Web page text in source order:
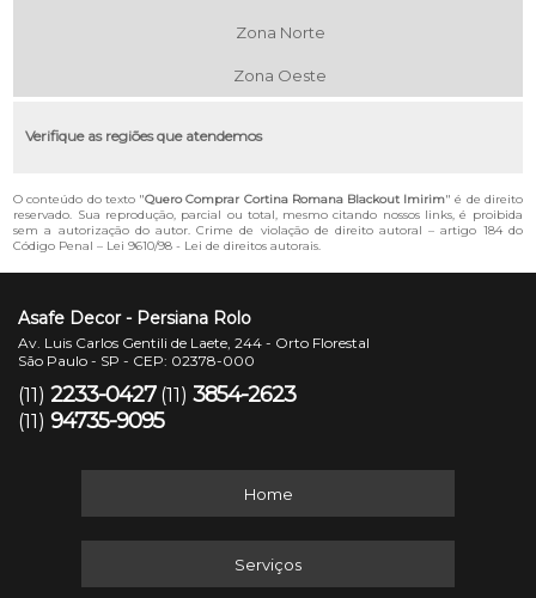
Zona Norte
Zona Oeste
Verifique as regiões que atendemos
O conteúdo do texto "Quero Comprar Cortina Romana Blackout Imirim" é de direito
reservado. Sua reprodução, parcial ou total, mesmo citando nossos links, é proibida
sem a autorização do autor. Crime de violação de direito autoral – artigo 184 do
Código Penal – Lei 9610/98 - Lei de direitos autorais.
Asafe Decor - Persiana Rolo
Av. Luis Carlos Gentili de Laete, 244 - Orto Florestal
São Paulo - SP - CEP: 02378-000
(11) 2233-0427 (11) 3854-2623
(11) 94735-9095
Home
Serviços